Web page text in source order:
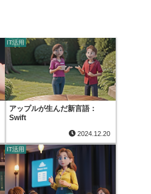
IT活用
アップルが生んだ新言語：
Swift
2024.12.20
IT活用